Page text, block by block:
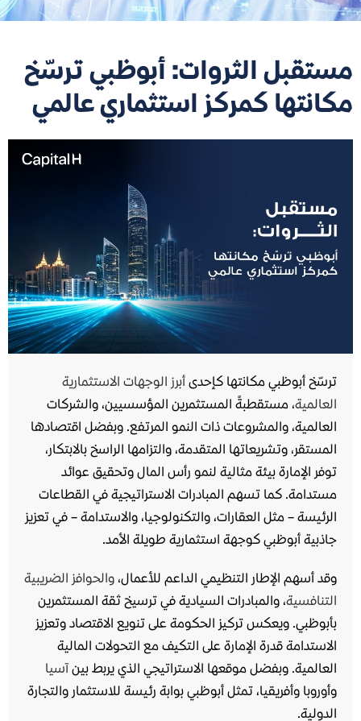
مستقبل الثروات: أبوظبي ترسّخ
مكانتها كمركز استثماري عالمي
ترسّخ أبوظبي مكانتها كإحدى أبرز الوجهات الاستثمارية
العالمية، مستقطبةً المستثمرين المؤسسيين، والشركات
العالمية، والمشروعات ذات النمو المرتفع. وبفضل اقتصادها
المستقر، وتشريعاتها المتقدمة، والتزامها الراسخ بالابتكار،
توفر الإمارة بيئة مثالية لنمو رأس المال وتحقيق عوائد
مستدامة. كما تسهم المبادرات الاستراتيجية في القطاعات
الرئيسة – مثل العقارات، والتكنولوجيا، والاستدامة – في تعزيز
جاذبية أبوظبي كوجهة استثمارية طويلة الأمد.
وقد أسهم الإطار التنظيمي الداعم للأعمال، والحوافز الضريبية
التنافسية، والمبادرات السيادية في ترسيخ ثقة المستثمرين
بأبوظبي. ويعكس تركيز الحكومة على تنويع الاقتصاد وتعزيز
الاستدامة قدرة الإمارة على التكيف مع التحولات المالية
العالمية. وبفضل موقعها الاستراتيجي الذي يربط بينآسيا
وأوروبا وأفريقيا، تمثل أبوظبي بوابة رئيسة للاستثمار والتجارة
الدولية.